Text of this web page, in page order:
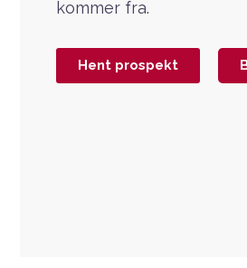
kommer fra.
Hent prospekt